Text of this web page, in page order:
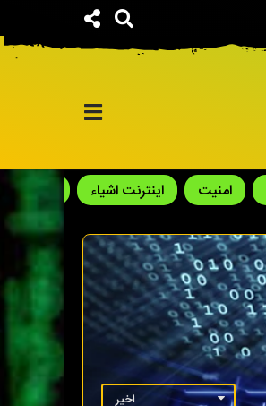
امنیت اینترنت اشیاء باج افزار
اخیر